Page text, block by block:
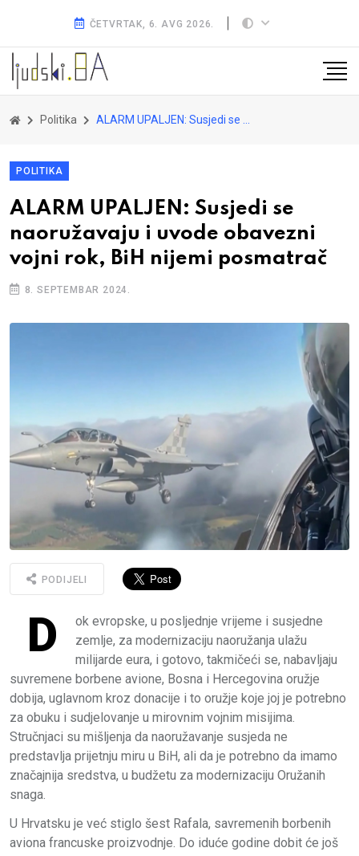
ČETVRTAK, 6. AVG 2026.
Politika ALARM UPALJEN: Susjedi se naoružavaju i uvode obavezni vojni rok, BiH nijemi posmatrač
POLITIKA
ALARM UPALJEN: Susjedi se
naoružavaju i uvode obavezni
vojni rok, BiH nijemi posmatrač
8. SEPTEMBAR 2024.
PODIJELI
D
ok evropske, u posljednje vrijeme i susjedne
zemlje, za modernizaciju naoružanja ulažu
milijarde eura, i gotovo, takmičeći se, nabavljaju
suvremene borbene avione, Bosna i Hercegovina oružje
dobija, uglavnom kroz donacije i to oružje koje joj je potrebno
za obuku i sudjelovanje u mirovnim vojnim misijima.
Stručnjaci su mišljenja da naoružavanje susjeda ne
predstavlja prijetnju miru u BiH, ali da je potrebno da imamo
značajnija sredstva, u budžetu za modernizaciju Oružanih
snaga.
U Hrvatsku je već stiglo šest Rafala, savremenih borbenih
aviona francuske proizvodnje. Do iduće godine dobit će još